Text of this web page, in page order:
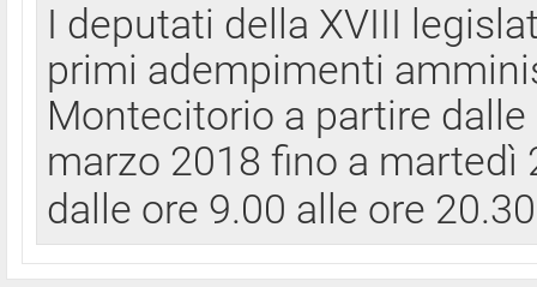
I deputati della XVIII
primi adempimenti
Montecitorio a partire
marzo 2018 fino a
dalle ore 9.00 alle ore